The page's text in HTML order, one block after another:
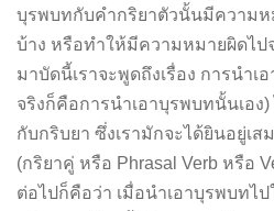
บุรพบทกับคำกริยาตัวนั้นมีความห
บ้าง หรือทำให้มีความหมายผิดไป
มาบัดนี้เราจะพูดถึงเรื่อง การนำเ
จริงก็คือการนำเอาบุรพบทนั้นเอง
กับกริบยา ซึ่งเรามักจะได้ยินอยู่เส
(กริยาคู่ หรือ Phrasal Verb หรือ
ต่อไปก็คือว่า เมื่อนำเอาบุรพบทไ